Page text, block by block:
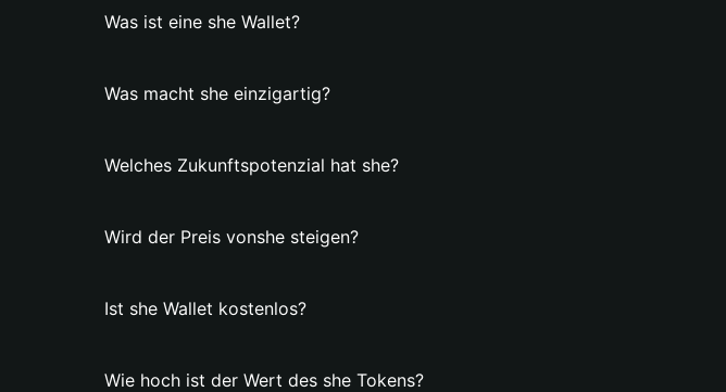
Was ist eine she Wallet?
Was macht she einzigartig?
Welches Zukunftspotenzial hat she?
Wird der Preis vonshe steigen?
Ist she Wallet kostenlos?
Wie hoch ist der Wert des she Tokens?